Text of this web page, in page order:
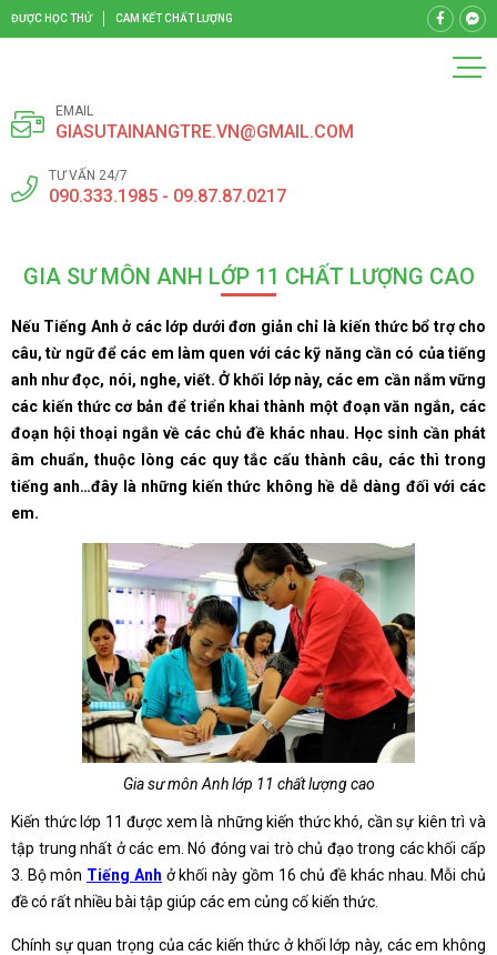
ĐƯỢC HỌC THỬ CAM KẾT CHẤT LƯỢNG
EMAIL
GIASUTAINANGTRE.VN@GMAIL.COM
TƯ VẤN 24/7
090.333.1985 - 09.87.87.0217
GIA SƯ MÔN ANH LỚP 11 CHẤT LƯỢNG CAO
Nếu Tiếng Anh ở các lớp dưới đơn giản chỉ là kiến thức bổ trợ cho
câu, từ ngữ để các em làm quen với các kỹ năng cần có của tiếng
anh như đọc, nói, nghe, viết. Ở khối lớp này, các em cần nắm vững
các kiến thức cơ bản để triển khai thành một đoạn văn ngắn, các
đoạn hội thoại ngắn về các chủ đề khác nhau. Học sinh cần phát
âm chuẩn, thuộc lòng các quy tắc cấu thành câu, các thì trong
tiếng anh…đây là những kiến thức không hề dễ dàng đối với các
em.
Gia sư môn Anh lớp 11 chất lượng cao
Kiến thức lớp 11 được xem là những kiến thức khó, cần sự kiên trì và
tập trung nhất ở các em. Nó đóng vai trò chủ đạo trong các khối cấp
3. Bộ môn Tiếng Anh ở khối này gồm 16 chủ đề khác nhau. Mỗi chủ
đề có rất nhiều bài tập giúp các em củng cố kiến thức.
Chính sự quan trọng của các kiến thức ở khối lớp này, các em không